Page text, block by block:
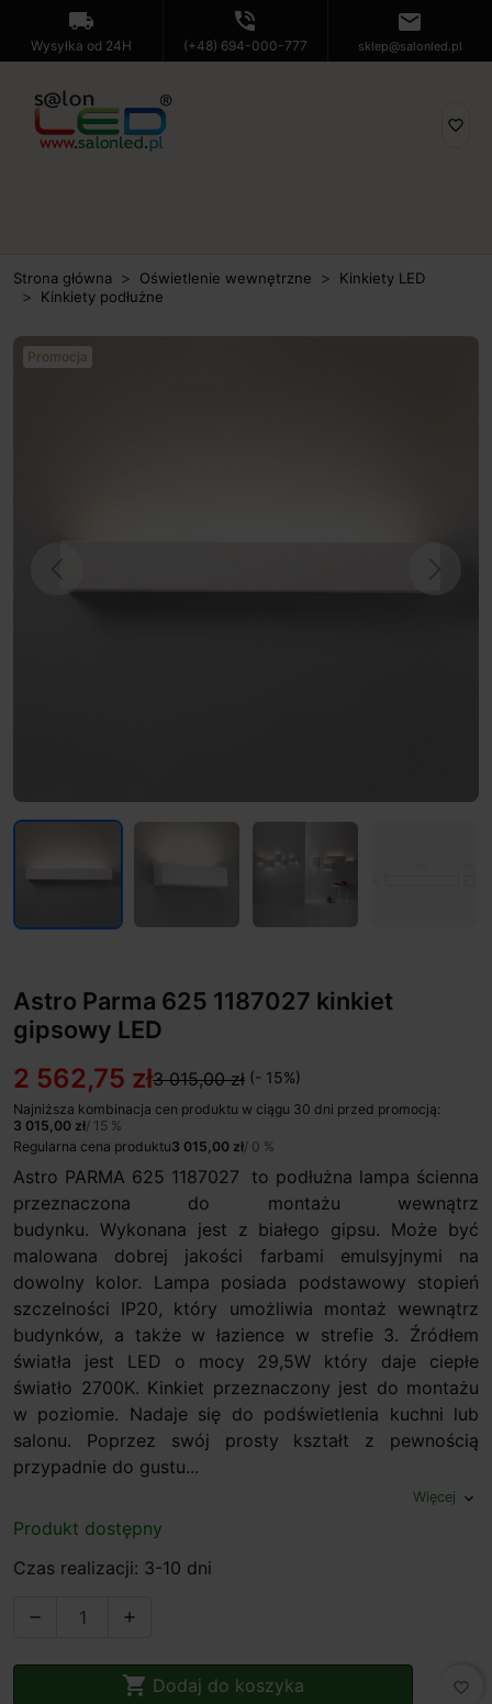
local_shipping
Wysyłka od 24H
phone_in_talk
(+48) 694-000-777
mail
sklep@salonled.pl
favorite_border
Strona główna Oświetlenie wewnętrzne
Kinkiety LED
Kinkiety podłużne
Promocja
Astro Parma 625 1187027 kinkiet
gipsowy LED
2 562,75 zł3 015,00 zł (- 15%)
Najniższa kombinacja cen produktu w ciągu 30 dni przed promocją:
3 015,00 zł/ 15 %
Regularna cena produktu3 015,00 zł/ 0 %
Astro PARMA 625 1187027 to podłużna lampa ścienna
przeznaczona do montażu wewnątrz
budynku. Wykonana jest z białego gipsu. Może być
malowana dobrej jakości farbami emulsyjnymi na
dowolny kolor. Lampa posiada podstawowy stopień
szczelności IP20, który umożliwia montaż wewnątrz
budynków, a także w łazience w strefie 3. Źródłem
światła jest LED o mocy 29,5W który daje ciepłe
światło 2700K. Kinkiet przeznaczony jest do montażu
w poziomie. Nadaje się do podświetlenia kuchni lub
salonu. Poprzez swój prosty kształt z pewnością
przypadnie do gustu...
Więcej expand_more
Produkt dostępny
Czas realizacji: 3-10 dni
 
 Dodaj do koszyka favorite_border